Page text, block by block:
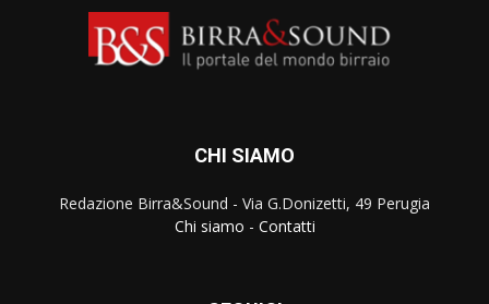
CHI SIAMO
Redazione Birra&Sound - Via G.Donizetti, 49 Perugia
Chi siamo - Contatti